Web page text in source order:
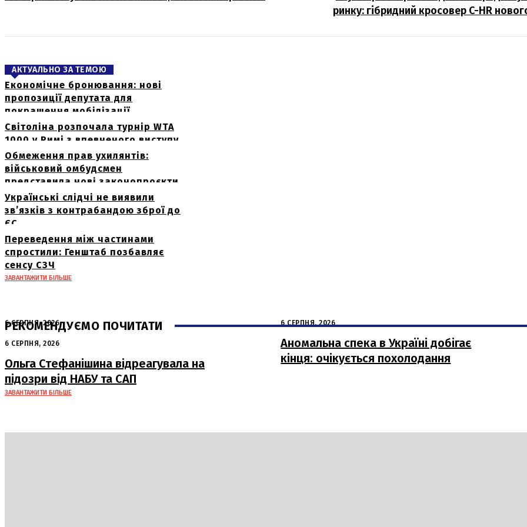
ринку: гібридний кросовер C-HR
АКТУАЛЬНО ЗА ТЕМОЮ
Економічне бронювання: нові
пропозиції депутата для
покращення мобілізації
Світоліна розпочала турнір WTA
1000 у Римі з впевненого виступу
Обмеження прав ухилянтів:
військовий омбудсмен
представила нові законопроєкти
Українські слідчі не виявили
зв’язків з контрабандою зброї до
ЄС
Переведення між частинами
спростили: Генштаб позбавляє
сенсу СЗЧ
ЗАВАНТАЖИТИ БІЛЬШЕ
РЕКОМЕНДУЄМО ПОЧИТАТИ
6 СЕРПНЯ, 2026
Нічна атака в Сумах: руйнування та
жертви від російських авіабомб
6 СЕРПНЯ, 2026
Аномальна спека в Україні добігає
кінця: очікується похолодання
6 СЕРПНЯ, 2026
Ольга Стефанішина відреагувала на
підозри від НАБУ та САП
ЗАВАНТАЖИТИ БІЛЬШЕ